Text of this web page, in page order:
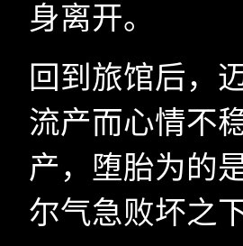
身离开。
回到旅馆后，
流产而心情不
产，堕胎为的
尔气急败坏之